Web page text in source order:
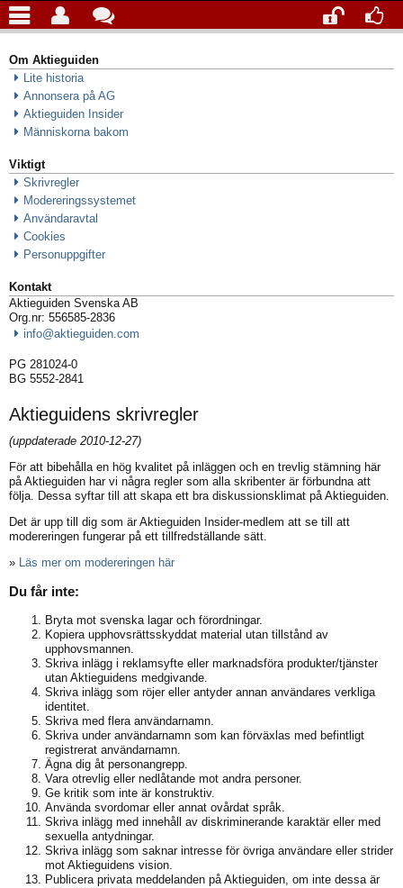
Om Aktieguiden
Lite historia
Annonsera på AG
Aktieguiden Insider
Människorna bakom
Viktigt
Skrivregler
Modereringssystemet
Användaravtal
Cookies
Personuppgifter
Kontakt
Aktieguiden Svenska AB
Org.nr: 556585-2836
info@aktieguiden.com
PG 281024-0
BG 5552-2841
Aktieguidens skrivregler
(uppdaterade 2010-12-27)
För att bibehålla en hög kvalitet på inläggen och en trevlig stämning här
på Aktieguiden har vi några regler som alla skribenter är förbundna att
följa. Dessa syftar till att skapa ett bra diskussionsklimat på Aktieguiden.
Det är upp till dig som är Aktieguiden Insider-medlem att se till att
modereringen fungerar på ett tillfredställande sätt.
»
Läs mer om modereringen här
Du får inte:
Bryta mot svenska lagar och förordningar.
Kopiera upphovsrättsskyddat material utan tillstånd av
upphovsmannen.
Skriva inlägg i reklamsyfte eller marknadsföra produkter/tjänster
utan Aktieguidens medgivande.
Skriva inlägg som röjer eller antyder annan användares verkliga
identitet.
Skriva med flera användarnamn.
Skriva under användarnamn som kan förväxlas med befintligt
registrerat användarnamn.
Ägna dig åt personangrepp.
Vara otrevlig eller nedlåtande mot andra personer.
Ge kritik som inte är konstruktiv.
Använda svordomar eller annat ovårdat språk.
Skriva inlägg med innehåll av diskriminerande karaktär eller med
sexuella antydningar.
Skriva inlägg som saknar intresse för övriga användare eller strider
mot Aktieguidens vision.
Publicera privata meddelanden på Aktieguiden, om inte dessa är